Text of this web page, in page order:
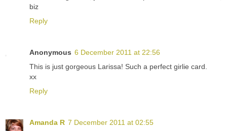
biz
Reply
Anonymous 6 December 2011 at 22:56
This is just gorgeous Larissa! Such a perfect girlie card.
xx
Reply
Amanda R 7 December 2011 at 02:55